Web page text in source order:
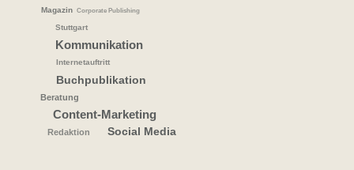
Magazin Corporate Publishing
Stuttgart
Kommunikation
Internetauftritt
Buchpublikation
Beratung
Content-Marketing
Redaktion Social Media